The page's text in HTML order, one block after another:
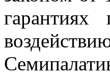
гарантиях